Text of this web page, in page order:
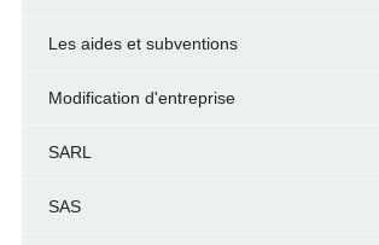
Les aides et subventions
Modification d'entreprise
SARL
SAS